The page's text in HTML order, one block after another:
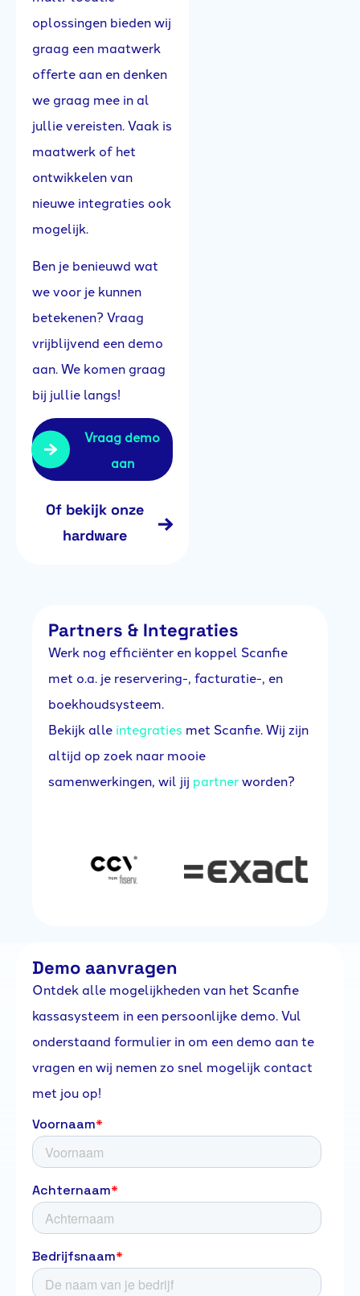
oplossingen bieden wij
graag een maatwerk
offerte aan en denken
we graag mee in al
jullie vereisten. Vaak is
maatwerk of het
ontwikkelen van
nieuwe integraties ook
mogelijk.
Ben je benieuwd wat
we voor je kunnen
betekenen? Vraag
vrijblijvend een demo
aan. We komen graag
bij jullie langs!
Vraag demo
aan
Of bekijk onze
hardware
Partners & Integraties
Werk nog efficiënter en koppel Scanfie
met o.a. je reservering-, facturatie-, en
boekhoudsysteem.
Bekijk alle integraties met Scanfie. Wij zijn
altijd op zoek naar mooie
samenwerkingen, wil jij partnerworden?
Demo aanvragen
Ontdek alle mogelijkheden van het Scanfie
kassasysteem in een persoonlijke demo. Vul
onderstaand formulier in om een demo aan te
vragen en wij nemen zo snel mogelijk contact
met jou op!